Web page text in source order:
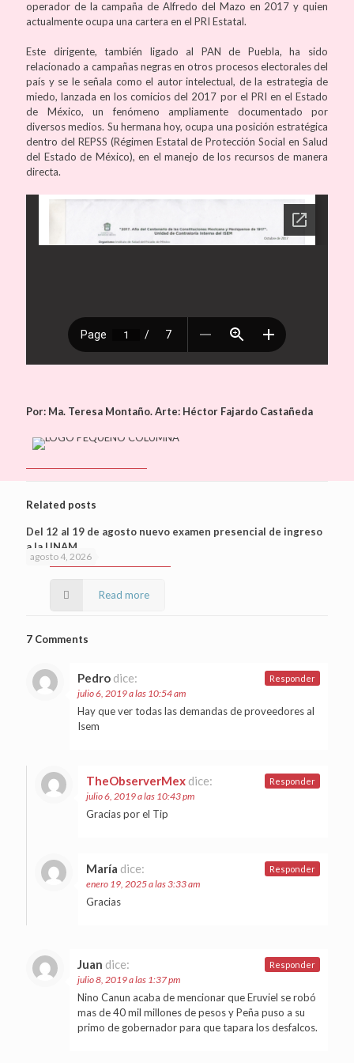
operador de la campaña de Alfredo del Mazo en 2017 y quien
actualmente ocupa una cartera en el PRI Estatal.
Este dirigente, también ligado al PAN de Puebla, ha sido
relacionado a campañas negras en otros procesos electorales del
país y se le señala como el autor intelectual, de la estrategia de
miedo, lanzada en los comicios del 2017 por el PRI en el Estado
de México, un fenómeno ampliamente documentado por
diversos medios. Su hermana hoy, ocupa una posición estratégica
dentro del REPSS (Régimen Estatal de Protección Social en Salud
del Estado de México), en el manejo de los recursos de manera
directa.
Por: Ma. Teresa Montaño. Arte: Héctor Fajardo Castañeda
Related posts
agosto 4, 2026
Del 12 al 19 de agosto nuevo examen presencial de ingreso
a la UNAM
Read more
7 Comments
Pedro dice:
julio 6, 2019 a las 10:54 am
Hay que ver todas las demandas de proveedores al
Isem
Responder
TheObserverMex dice:
julio 6, 2019 a las 10:43 pm
Gracias por el Tip
Responder
María dice:
enero 19, 2025 a las 3:33 am
Gracias
Responder
Juan dice:
julio 8, 2019 a las 1:37 pm
Nino Canun acaba de mencionar que Eruviel se robó
mas de 40 mil millones de pesos y Peña puso a su
primo de gobernador para que tapara los desfalcos.
Responder